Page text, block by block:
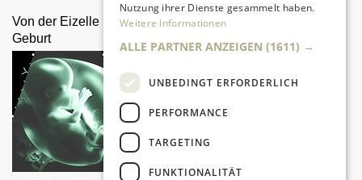
Von der Eizelle bis zur
Geburt
"Eltern überschätzen oft
Nutzung ihrer Dienste gesammelt haben.
Weitere Informationen
ALLE PARTNER ANZEIGEN (1611) →
UNBEDINGT ERFORDERLICH
PERFORMANCE
TARGETING
FUNKTIONALITÄT